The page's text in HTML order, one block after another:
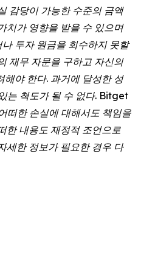
감당이 가능한 수준의 금액
치가 영향을 받을 수 있으며
나 투자 원금을 회수하지 못할
재무 자문을 구하고 자신의
해야 한다. 과거에 달성한 성
있는 척도가 될 수 없다. Bitget
떠한 손실에 대해서도 책임을
한 내용도 재정적 조언으로
세한 정보가 필요한 경우 다